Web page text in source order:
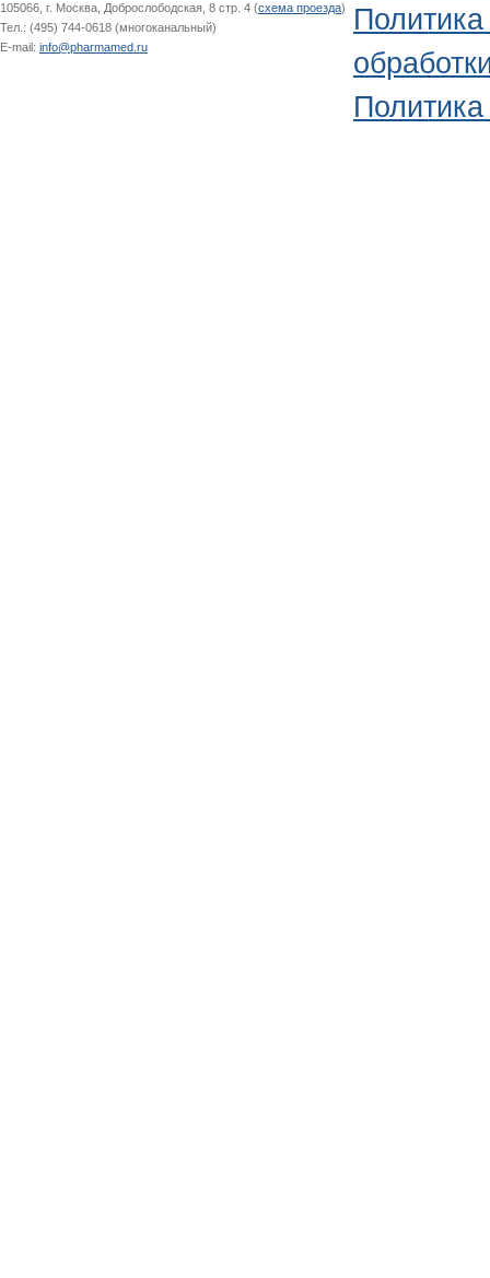
105066, г. Москва, Доброслободская, 8 стр. 4 (схема проезда)
Тел.: (495) 744-0618 (многоканальный)
E-mail: info@pharmamed.ru